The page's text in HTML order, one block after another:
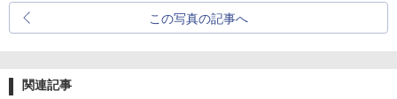
この写真の記事へ
関連記事